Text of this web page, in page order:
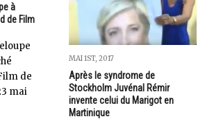
à
de Film
de
mai
MAI 1ST, 2017
Après le syndrome de
Stockholm Juvénal Rémir
invente celui du Marigot en
Martinique